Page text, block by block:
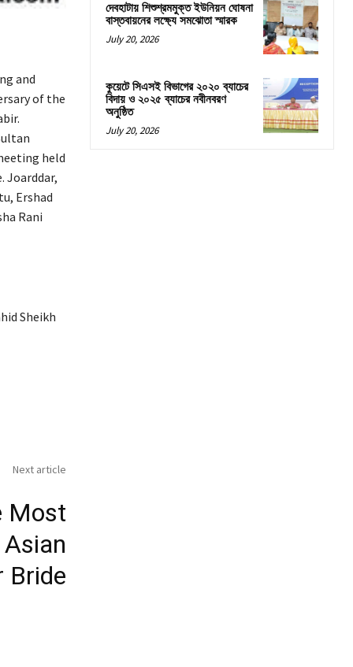
and
of the
held
Joarddar,
Ershad
Rani
Sheikh
Next article
Most
Bride
দেবহাটায় শিশুশ্রমমুক্ত ইউনিয়ন ঘোষনা
বাস্তবায়নের লক্ষ্যে সমঝোতা স্মারক
July 20, 2026
কুয়েটে সিএসই বিভাগের ২০২০ ব্যাচের
বিদায় ও ২০২৫ ব্যাচের নবীনবরণ
অনুষ্ঠিত
July 20, 2026